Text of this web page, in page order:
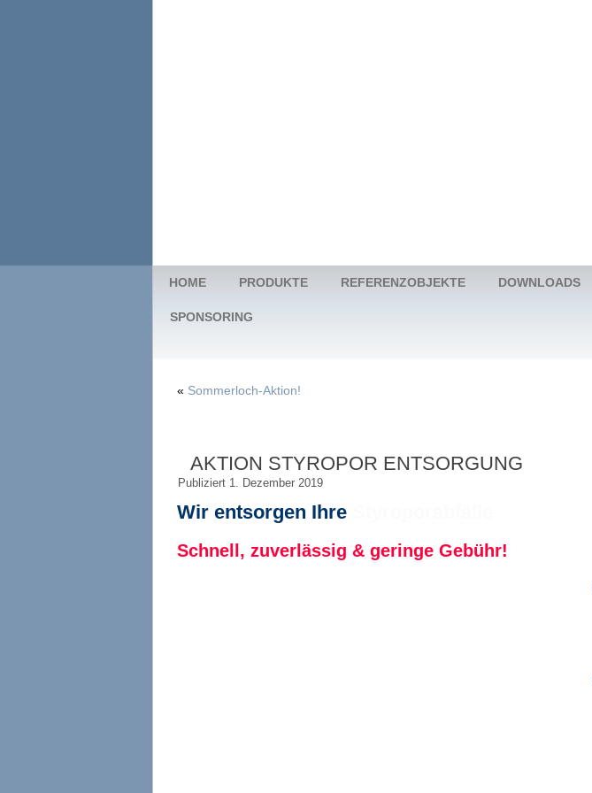
HOME PRODUKTE REFERENZOBJEKTE DOWNLOADS
SPONSORING
« Sommerloch-Aktion!
AKTION STYROPOR ENTSORGUNG
Publiziert 1. Dezember 2019
Wir entsorgen Ihre
Schnell, zuverlässig & geringe Gebühr!